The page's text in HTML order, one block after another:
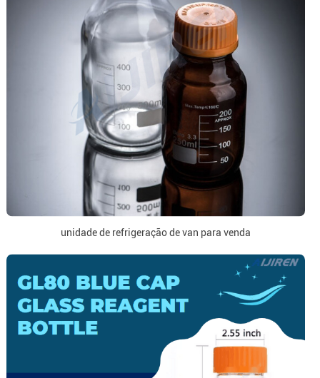
unidade de refrigeração de van para venda